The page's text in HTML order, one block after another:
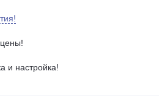
и настройка!